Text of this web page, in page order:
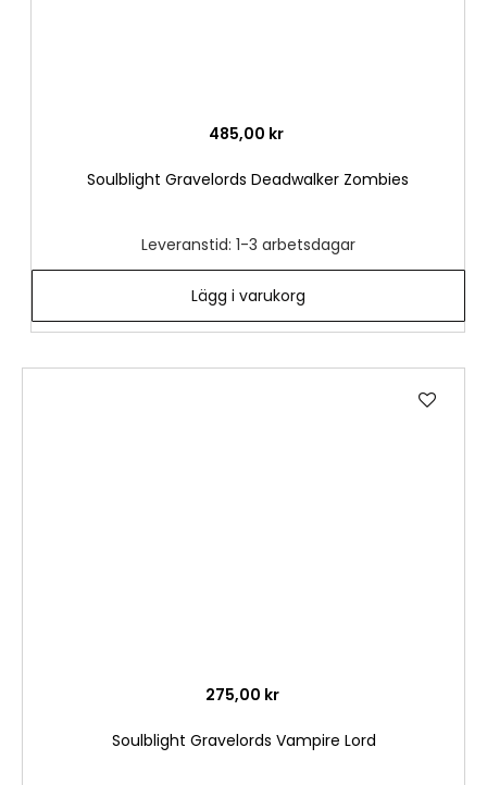
485,00 kr
Soulblight Gravelords Deadwalker Zombies
Leveranstid: 1-3 arbetsdagar
Lägg i varukorg
275,00 kr
Soulblight Gravelords Vampire Lord